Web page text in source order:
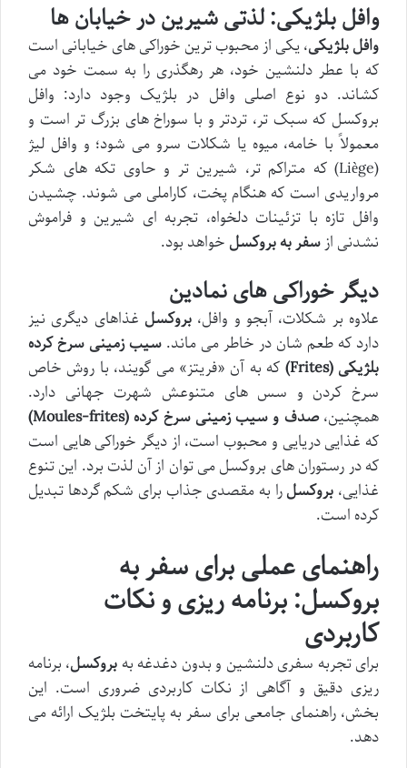
وافل بلژیکی: لذتی شیرین در خیابان ها
وافل بلژیکی، یکی از محبوب ترین خوراکی های خیابانی است
که با عطر دلنشین خود، هر رهگذری را به سمت خود می
کشاند. دو نوع اصلی وافل در بلژیک وجود دارد: وافل
بروکسل که سبک تر، تردتر و با سوراخ های بزرگ تر است و
معمولاً با خامه، میوه یا شکلات سرو می شود؛ و وافل لیژ
(Liège) که متراکم تر، شیرین تر و حاوی تکه های شکر
مرواریدی است که هنگام پخت، کاراملی می شوند. چشیدن
وافل تازه با تزئینات دلخواه، تجربه ای شیرین و فراموش
نشدنی از سفر به بروکسل خواهد بود.
دیگر خوراکی های نمادین
علاوه بر شکلات، آبجو و وافل، بروکسل غذاهای دیگری نیز
دارد که طعم شان در خاطر می ماند. سیب زمینی سرخ کرده
بلژیکی (Frites)
که به آن «فریتز» می گویند، با روش خاص
سرخ کردن و سس های متنوعش شهرت جهانی دارد.
همچنین،صدف و سیب زمینی سرخ کرده (Moules-frites)
که غذایی دریایی و محبوب است، از دیگر خوراکی هایی است
که در رستوران های بروکسل می توان از آن لذت برد. این تنوع
غذایی، بروکسلرا به مقصدی جذاب برای شکم گردها تبدیل
کرده است.
راهنمای عملی برای سفر به
بروکسل: برنامه ریزی و نکات
کاربردی
برای تجربه سفری دلنشین و بدون دغدغه به بروکسل، برنامه
ریزی دقیق و آگاهی از نکات کاربردی ضروری است. این
بخش، راهنمای جامعی برای سفر به پایتخت بلژیک ارائه می
دهد.